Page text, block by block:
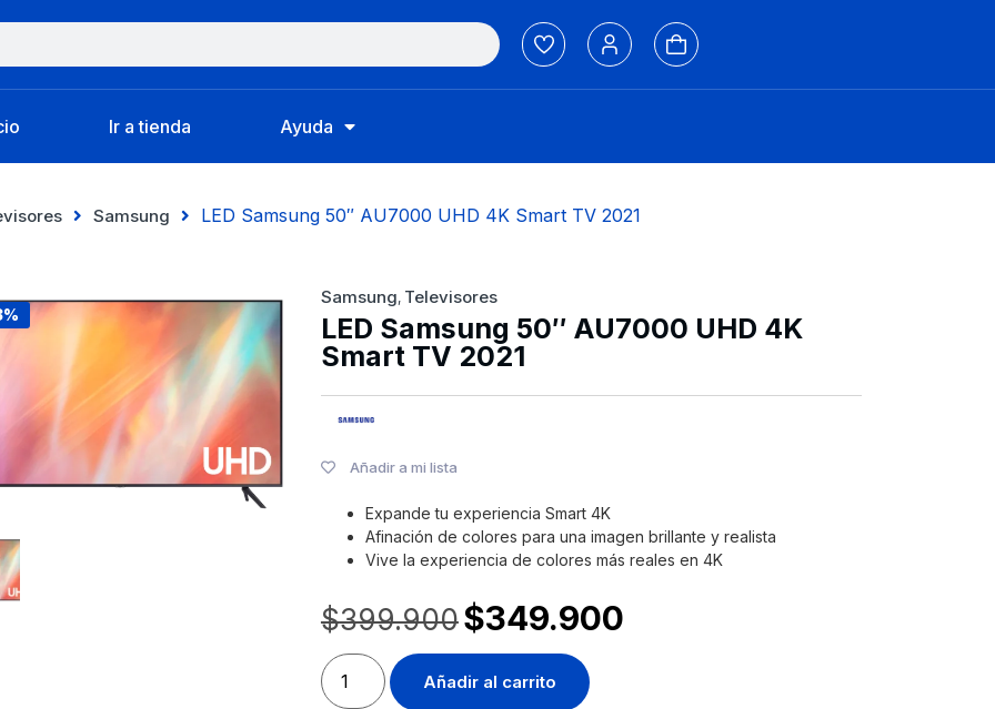
Ir a tienda Ayuda
Samsung LED Samsung 50″ AU7000 UHD 4K Smart TV 2021
Samsung, Televisores
LED Samsung 50″ AU7000 UHD 4K
Smart TV 2021
Añadir a mi lista
Expande tu experiencia Smart 4K
Afinación de colores para una imagen brillante y realista
Vive la experiencia de colores más reales en 4K
$399.900$349.900
Añadir al carrito